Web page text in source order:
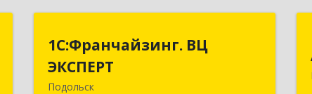
1С:Франчайзинг. ВЦ
ЭКСПЕРТ
Подольск
1С:Франчайзинг. ВЦ
ЭКСПЕРТ